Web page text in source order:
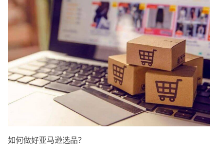
如何做好亚马逊选品？